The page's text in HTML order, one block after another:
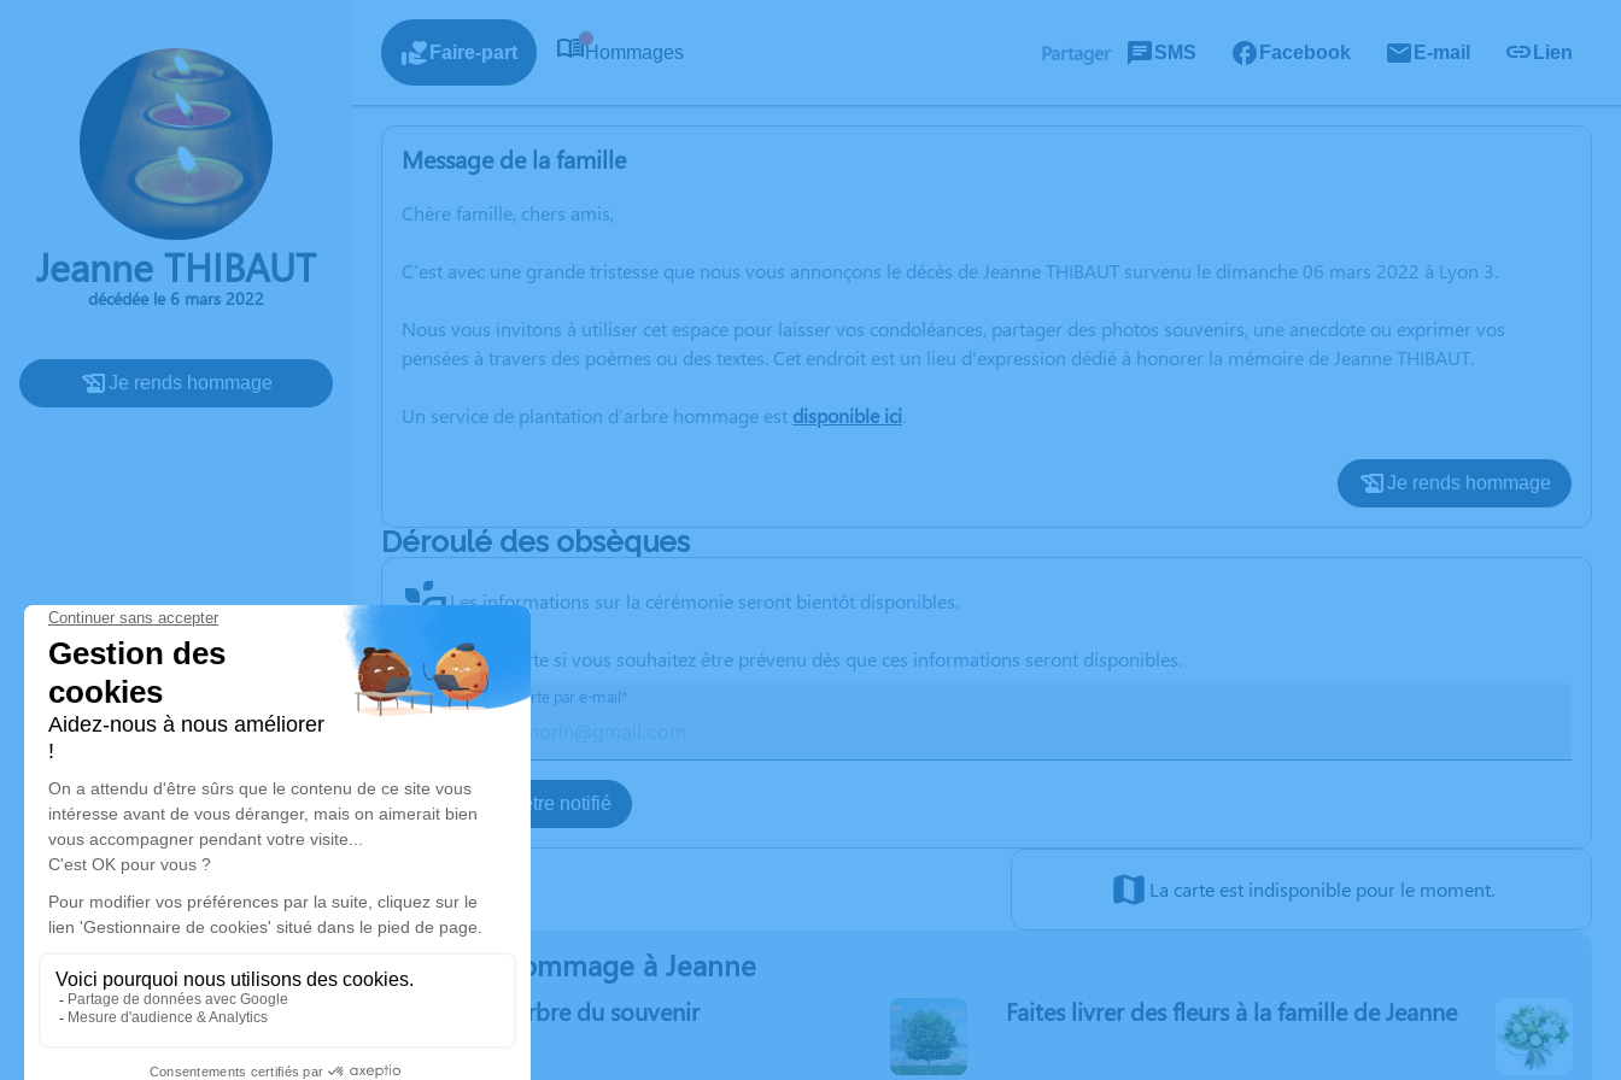
Jeanne THIBAUT
décédée le 6 mars 2022
Je rends hommage
Faire-part Hommages Partager SMS Facebook E-mail Lien
Message de la famille
Chère famille, chers amis,
C’est avec une grande tristesse que nous vous annonçons le décès de Jeanne THIBAUT survenu le dimanche 06 mars 2022 à Lyon 3.
Nous vous invitons à utiliser cet espace pour laisser vos condoléances, partager des photos souvenirs, une anecdote ou exprimer vos
pensées à travers des poèmes ou des textes. Cet endroit est un lieu d'expression dédié à honorer la mémoire de Jeanne THIBAUT.
Un service de plantation d’arbre hommage est disponible ici.
Je rends hommage
Déroulé des obsèques
Les informations sur la cérémonie seront bientôt disponibles.
Activez une alerte si vous souhaitez être prévenu dès que ces informations seront disponibles.
Recevoir une alerte par e-mail*
Je veux être notifié
La carte est indisponible pour le moment.
Rendez hommage à Jeanne
Plantez un arbre du souvenir Faites livrer des fleurs à la famille de Jeanne